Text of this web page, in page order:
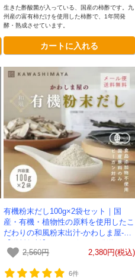
生きた酢酸菌が入っている、国産の柿酢です。九
州産の富有柿だけを使用した柿酢で、1年間発
酵・熟成させています。
カートに入れる
有機粉末だし100g×2袋セット｜国
産・有機・植物性の原料を使用したこ
だわりの和風粉末出汁-かわしま屋-
2,560円
2,380円(税込)
6件